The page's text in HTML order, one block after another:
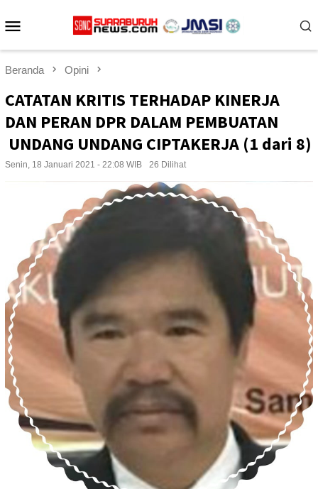
ke
Beranda Opini
CATATAN KRITIS TERHADAP KINERJA
DAN PERAN DPR DALAM PEMBUATAN
UNDANG UNDANG CIPTAKERJA (1 dari 8)
Senin, 18 Januari 2021 - 22:08 WIB 26 Dilihat